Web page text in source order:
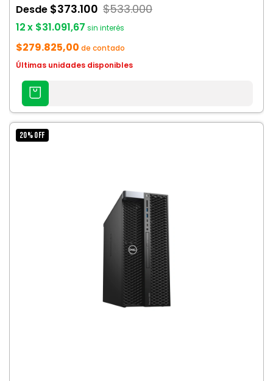
Desde $373.100 $533.000
12x $31.091,67 sin interés
$279.825,00 de contado
Últimas unidades disponibles
AGREGAR
CARRITO
20%OFF